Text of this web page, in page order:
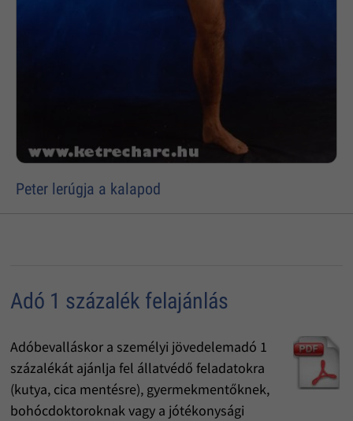
Peter lerúgja a kalapod
Adó 1 százalék felajánlás
Adóbevalláskor a személyi jövedelemadó 1
százalékát ajánlja fel állatvédő feladatokra
(kutya, cica mentésre), gyermekmentőknek,
bohócdoktoroknak vagy a jótékonysági